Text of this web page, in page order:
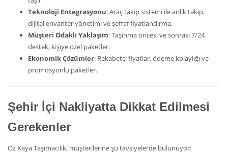
Teknoloji Entegrasyonu: Araç takip sistemi ile anlık takip,
dijital envanter yönetimi ve şeffaf fiyatlandırma.
Müşteri Odaklı Yaklaşım: Taşınma öncesi ve sonrası 7/24
destek, kişiye özel paketler.
Ekonomik Çözümler: Rekabetçi fiyatlar, ödeme kolaylığı ve
promosyonlu paketler.
Şehir İçi Nakliyatta Dikkat Edilmesi
Gerekenler
Öz Kaya Taşımacılık, müşterilerine şu tavsiyelerde bulunuyor: